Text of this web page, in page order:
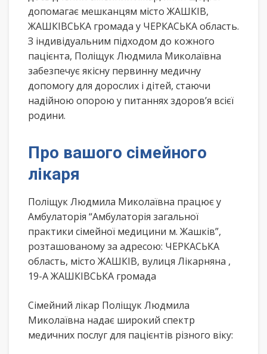
допомагає мешканцям місто ЖАШКІВ,
ЖАШКІВСЬКА громада у ЧЕРКАСЬКА область.
З індивідуальним підходом до кожного
пацієнта, Поліщук Людмила Миколаївна
забезпечує якісну первинну медичну
допомогу для дорослих і дітей, стаючи
надійною опорою у питаннях здоров’я всієї
родини.
Про вашого сімейного
лікаря
Поліщук Людмила Миколаївна працює у
Амбулаторія “Амбулаторія загальної
практики сімейної медицини м. Жашків”,
розташованому за адресою: ЧЕРКАСЬКА
область, місто ЖАШКІВ, вулиця Лікарняна ,
19-А ЖАШКІВСЬКА громада
Сімейний лікар Поліщук Людмила
Миколаївна надає широкий спектр
медичних послуг для пацієнтів різного віку: